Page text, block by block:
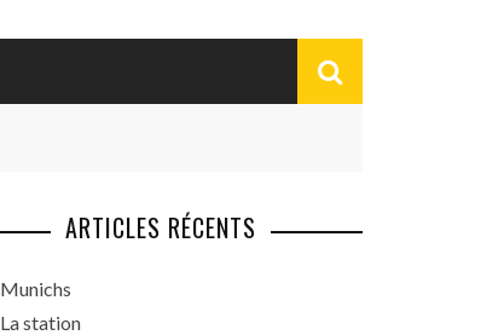
ARTICLES RÉCENTS
Munichs
La station